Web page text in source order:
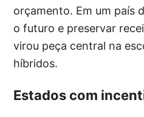
orçamento. Em um país
o futuro e preservar
virou peça central na
híbridos.
Estados com